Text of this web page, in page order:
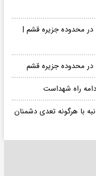
محدوده جزیره قشم |
محدوده جزیره قشم
راه شهداست
با هرگونه تعدی دشمنان